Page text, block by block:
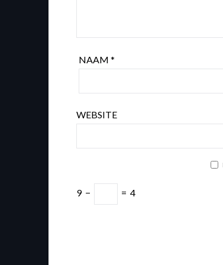
NAAM*
WEBSITE
9 − = 4